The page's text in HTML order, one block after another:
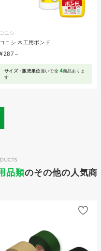
コニシ
コニシ 木工用ボンド
¥287 ～
サイズ・販売単位違いで全4商品ありま
す
品類のその他の人気商